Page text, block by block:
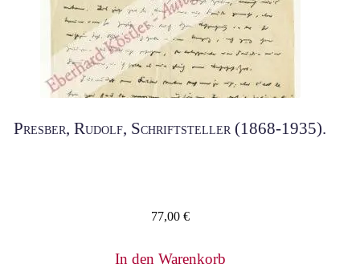
Presber, Rudolf, Schriftsteller (1868-1935).
77,00 €
In den Warenkorb